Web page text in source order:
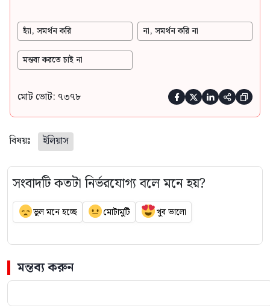
হ্যাঁ, সমর্থন করি না, সমর্থন করি না
মন্তব্য করতে চাই না
মোট ভোট: ৭৩৭৮     
বিষয়ঃ ইলিয়াস
সংবাদটি কতটা নির্ভরযোগ্য বলে মনে হয়?
ভুল মনে হচ্ছে মোটামুটি খুব ভালো
মন্তব্য করুন